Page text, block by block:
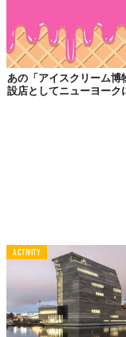
あの「アイスクリーム博
設店としてニューヨーク
ACTIVITY